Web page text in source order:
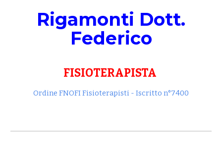
Rigamonti Dott.
Federico
FISIOTERAPISTA
Ordine FNOFIFisioterapisti - Iscritto n°7400